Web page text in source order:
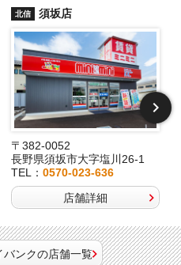
北信 須坂店
〒382-0052
長野県須坂市大字塩川26-1
TEL：0570-023-636
店舗詳細
バンクの店舗一覧